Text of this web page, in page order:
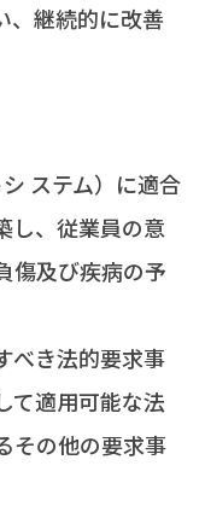
、継続的に改善
ステム）に適合
し、従業員の意
傷及び疾病の予
べき法的要求事
て適用可能な法
その他の要求事